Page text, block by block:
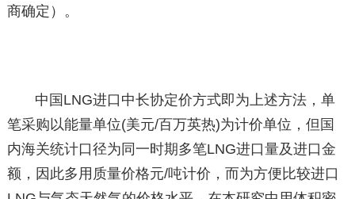
商确定）。
中国LNG进口中长协定价方式即为上述方法，单
笔采购以能量单位(美元/百万英热)为计价单位，但国
内海关统计口径为同一时期多笔LNG进口量及进口金
额，因此多用质量价格元/吨计价，而为方便比较进口